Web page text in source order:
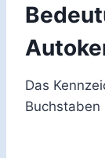
Das
Buchstaben